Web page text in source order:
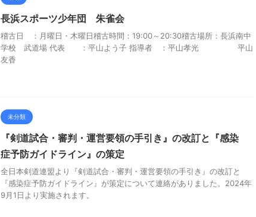
長浜スポーツ少年団 朱雀会
稽古日 ：月曜日・木曜日稽古時間：19:00～20:30稽古場所：長浜南中
学校 武道場 代表 ：平山よう子 指導者 ：平山孝光 平山
友香
未分類
『剣道試合・審判・運営要領の手引き』の改訂と『感染
症予防ガイドライン』の策定
全日本剣道連盟より『剣道試合・審判・運営要領の手引き』の改訂と
『感染症予防ガイドライン』が策定について連絡がありました。2024年
9月1日より実施されます。